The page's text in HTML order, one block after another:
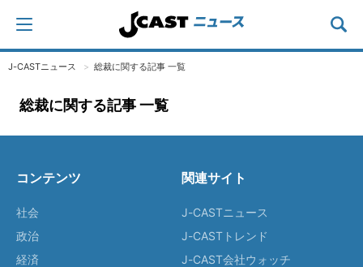
J-CASTニュース 総裁に関する記事 一覧
総裁に関する記事 一覧
コンテンツ
社会
政治
経済
関連サイト
J-CASTニュース
J-CASTトレンド
J-CAST会社ウォッチ